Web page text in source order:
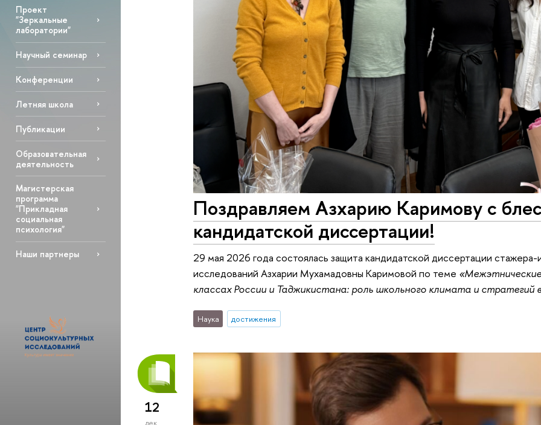
Проект
"Зеркальные
лаборатории"
Научный семинар
Конференции
Летняя школа
Публикации
Образовательная
деятельность
Магистерская
программа
"Прикладная
социальная
психология"
Наши партнеры
Поздравляем Азхарию Каримову с
кандидатской диссертации!
29 мая 2026 года состоялась защита кандидатской диссертации
исследований Азхарии Мухамадовны Каримовой по теме
классах России и Таджикистана: роль школьного климата и стратегий
Наука достижения
12
дек